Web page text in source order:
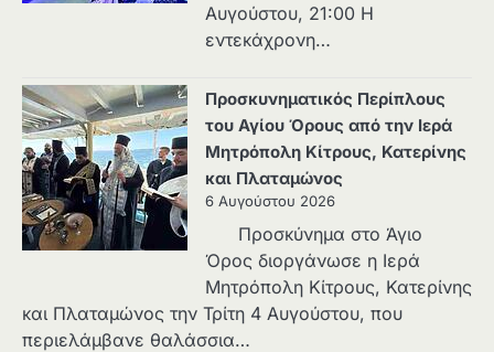
Αυγούστου, 21:00 Η
εντεκάχρονη…
Προσκυνηματικός Περίπλους
του Αγίου Όρους από την Ιερά
Μητρόπολη Κίτρους, Κατερίνης
και Πλαταμώνος
6 Αυγούστου 2026
Προσκύνημα στο Άγιο
Όρος διοργάνωσε η Ιερά
Μητρόπολη Κίτρους, Κατερίνης
και Πλαταμώνος την Τρίτη 4 Αυγούστου, που
περιελάμβανε θαλάσσια…